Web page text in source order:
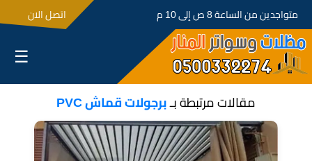
متواجدين من الساعة 8 ص إلى 10 م اتصل الان
☰
مقالات مرتبطة بـبرجولات قماش PVC